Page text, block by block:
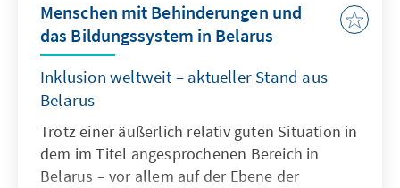
Menschen mit Behinderungen und
das Bildungssystem in Belarus
Inklusion weltweit – aktueller Stand aus
Belarus
Trotz einer äußerlich relativ guten Situation in
dem im Titel angesprochenen Bereich in
Belarus – vor allem auf der Ebene der